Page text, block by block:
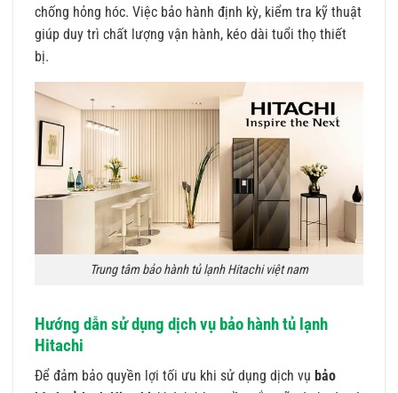
chống hỏng hóc. Việc bảo hành định kỳ, kiểm tra kỹ thuật
giúp duy trì chất lượng vận hành, kéo dài tuổi thọ thiết
bị.
Trung tâm bảo hành tủ lạnh Hitachi việt nam
Hướng dẫn sử dụng dịch vụ bảo hành tủ lạnh
Hitachi
Để đảm bảo quyền lợi tối ưu khi sử dụng dịch vụ bảo